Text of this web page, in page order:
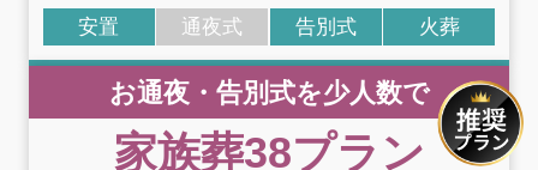
安置 通夜式 告別式 火葬
お通夜・告別式を少人数で
家族葬38プラン